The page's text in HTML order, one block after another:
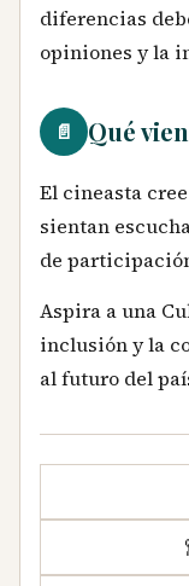
diferencias
opiniones y la
📄 Qué
El cineasta
sientan
de
Aspira a una
inclusión y la
al futuro del